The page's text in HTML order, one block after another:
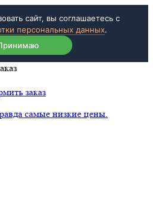
сайт, вы соглашаетесь с
персональных данных.
заказ
самые низкие цены.